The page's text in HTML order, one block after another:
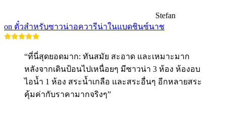
Stefan
on ตั๋วสำหรับซาวน่าอควารีน่าในแบดชินซ์นาช
“ที่นี่สุดยอดมาก: ทันสมัย สะอาด และเหมาะมาก
หลังจากเดินป้อนไปเหนื่อยๆ มีซาวน่า 3 ห้อง ห้องอบ
ไอน้ำ 1 ห้อง สระน้ำเกลือ และสระอื่นๆ อีกหลายสระ
คุ้มค่ากับราคามากจริงๆ”